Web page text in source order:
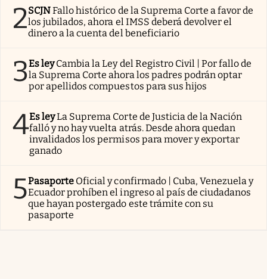
2SCJNFallo histórico de la Suprema Corte a favor de
los jubilados, ahora el IMSS deberá devolver el
dinero a la cuenta del beneficiario
3Es ley Cambia la Ley del Registro Civil | Por fallo de
la Suprema Corte ahora los padres podrán optar
por apellidos compuestos para sus hijos
4Es leyLa Suprema Corte de Justicia de la Nación
falló y no hay vuelta atrás. Desde ahora quedan
invalidados los permisos para mover y exportar
ganado
5Pasaporte Oficial y confirmado | Cuba, Venezuela y
Ecuador prohíben el ingreso al país de ciudadanos
que hayan postergado este trámite con su
pasaporte